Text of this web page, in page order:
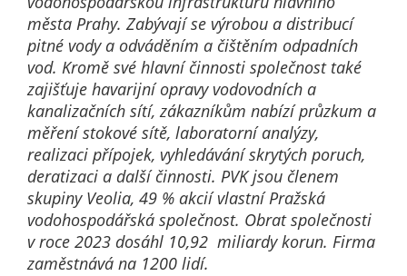
města Prahy. Zabývají se výrobou a distribucí
pitné vody a odváděním a čištěním odpadních
vod. Kromě své hlavní činnosti společnost také
zajišťuje havarijní opravy vodovodních a
kanalizačních sítí, zákazníkům nabízí průzkum a
měření stokové sítě, laboratorní analýzy,
realizaci přípojek, vyhledávání skrytých poruch,
deratizaci a další činnosti. PVK jsou členem
skupiny Veolia, 49 % akcií vlastní Pražská
vodohospodářská společnost. Obrat společnosti
v roce 2023 dosáhl 10,92 miliardy korun. Firma
zaměstnává na 1200 lidí.